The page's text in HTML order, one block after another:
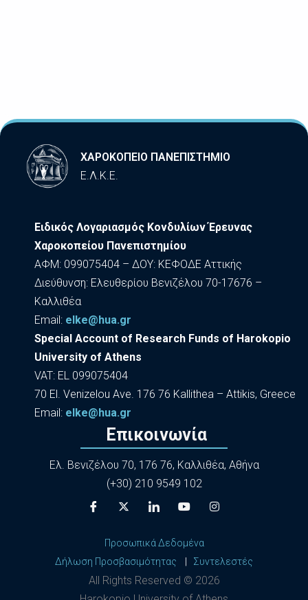
ΧΑΡΟΚΟΠΕΙΟ ΠΑΝΕΠΙΣΤΗΜΙΟ
Ε.Λ.Κ.Ε.
Ειδικός Λογαριασμός Κονδυλίων Έρευνας
Χαροκοπείου Πανεπιστημίου
ΑΦΜ: 099075404 – ΔΟΥ: ΚΕΦΟΔΕ Αττικής
Διεύθυνση: Ελευθερίου Βενιζέλου 70-17676 –
Καλλιθέα
Εmail: elke@hua.gr
Special Account of Research Funds of Harokopio
University of Athens
VAT: EL 099075404
70 El. Venizelou Ave. 176 76 Kallithea – Attikis, Greece
Εmail: elke@hua.gr
Επικοινωνία
Ελ. Βενιζέλου 70, 176 76, Καλλιθέα, Αθήνα
(+30) 210 9549 102
Προσωπικά Δεδομένα
Δήλωση Προσβασιμότητας
Συντελεστές
All Rights Reserved © 2026